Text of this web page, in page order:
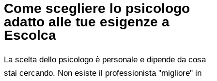
Come scegliere lo psicologo
adatto alle tue esigenze a
Escolca
La scelta dello psicologo è personale e dipende da cosa
stai cercando. Non esiste il professionista "migliore" in